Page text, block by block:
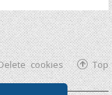
Top
cookies